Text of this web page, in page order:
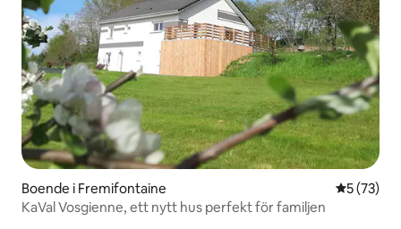
Boende i Fremifontaine 5 av 5 i
5 (73)
KaVal Vosgienne, ett nytt hus perfekt för familjen